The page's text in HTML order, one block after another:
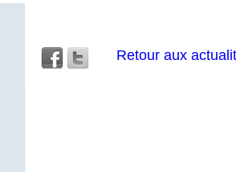
Retour aux